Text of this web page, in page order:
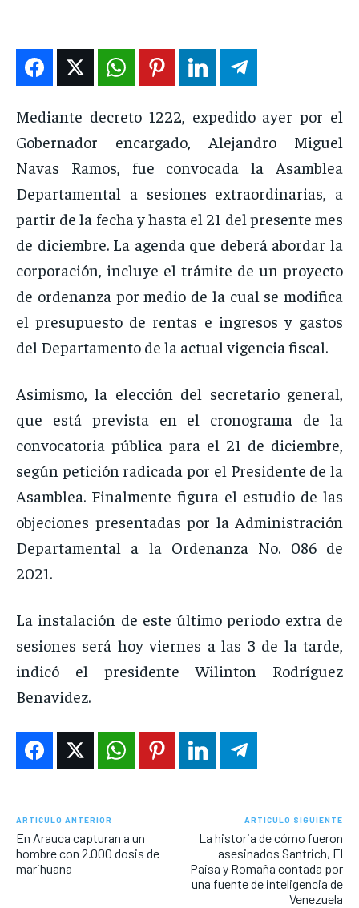
EN VIVO
INSTITUCIONAL
PUATE CON NOSOTROS
EN VIVO
INSTITUCIONAL
PUATE CON NOSOTROS
EN VIVO
INSTITUCIONAL
PUATE CON NOSOTROS
EN VIVO
INSTITUCIONAL
PUATE CON NOSOTROS
Mediante decreto 1222, expedido ayer por el
Gobernador encargado, Alejandro Miguel
Navas Ramos, fue convocada la Asamblea
Departamental a sesiones extraordinarias, a
partir de la fecha y hasta el 21 del presente mes
de diciembre. La agenda que deberá abordar la
corporación, incluye el trámite de un proyecto
de ordenanza por medio de la cual se modifica
el presupuesto de rentas e ingresos y gastos
del Departamento de la actual vigencia fiscal.
Asimismo, la elección del secretario general,
que está prevista en el cronograma de la
convocatoria pública para el 21 de diciembre,
según petición radicada por el Presidente de la
Asamblea. Finalmente figura el estudio de las
objeciones presentadas por la Administración
Departamental a la Ordenanza No. 086 de
2021.
La instalación de este último periodo extra de
sesiones será hoy viernes a las 3 de la tarde,
indicó el presidente Wilinton Rodríguez
Benavidez.
ARTÍCULO ANTERIOR
En Arauca capturan a un
hombre con 2.000 dosis de
marihuana
ARTÍCULO SIGUIENTE
La historia de cómo fueron
asesinados Santrich, El
Paisa y Romaña contada por
una fuente de inteligencia de
Venezuela